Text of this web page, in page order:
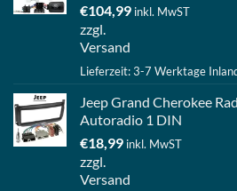
€104,99 inkl. MwST
zzgl.
Versand
Lieferzeit: 3-7 Werktage
Jeep Grand Cherokee
Autoradio 1 DIN
€18,99 inkl. MwST
zzgl.
Versand